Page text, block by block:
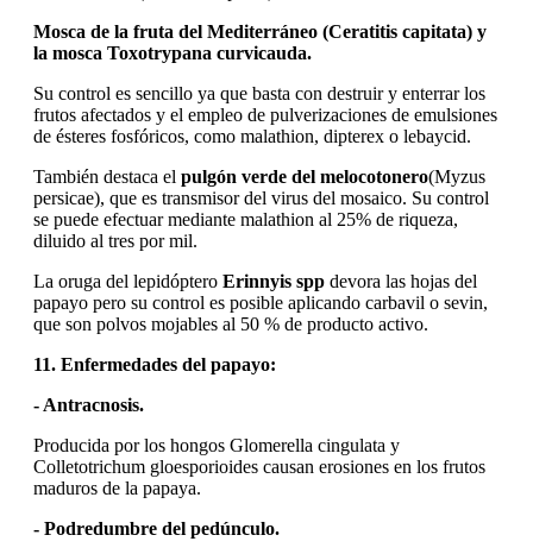
Mosca de la fruta del Mediterráneo (Ceratitis capitata) y
la mosca Toxotrypana curvicauda.
Su control es sencillo ya que basta con destruir y enterrar los
frutos afectados y el empleo de pulverizaciones de emulsiones
de ésteres fosfóricos, como malathion, dipterex o lebaycid.
También destaca el pulgón verde del melocotonero(Myzus
persicae), que es transmisor del virus del mosaico. Su control
se puede efectuar mediante malathion al 25% de riqueza,
diluido al tres por mil.
La oruga del lepidóptero Erinnyis spp devora las hojas del
papayo pero su control es posible aplicando carbavil o sevin,
que son polvos mojables al 50 % de producto activo.
11. Enfermedades del papayo:
- Antracnosis.
Producida por los hongos Glomerella cingulata y
Colletotrichum gloesporioides causan erosiones en los frutos
maduros de la papaya.
- Podredumbre del pedúnculo.